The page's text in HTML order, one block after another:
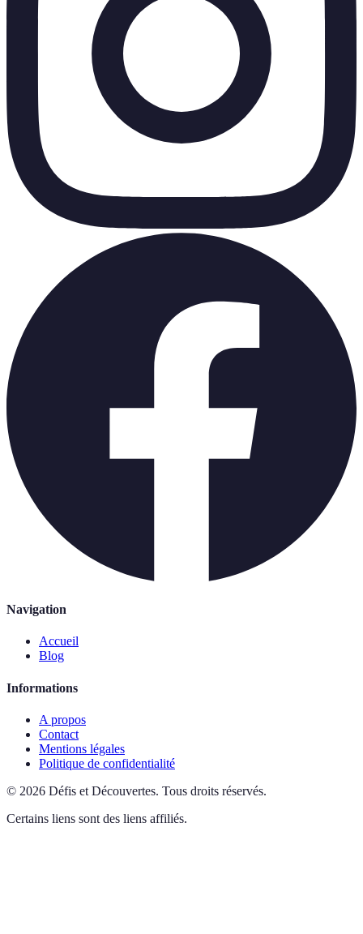
Navigation
Accueil
Blog
Informations
A propos
Contact
Mentions légales
Politique de confidentialité
© 2026 Défis et Découvertes. Tous droits réservés.
Certains liens sont des liens affiliés.